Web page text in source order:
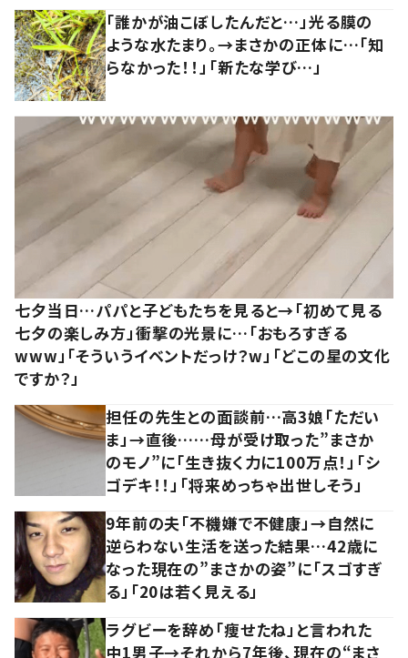
「誰かが油こぼしたんだと…」光る膜の
ような水たまり。→まさかの正体に…「知
らなかった！！」「新たな学び…」
七夕当日…パパと子どもたちを見ると→「初めて見る
七夕の楽しみ方」衝撃の光景に…「おもろすぎる
www」「そういうイベントだっけ？w」「どこの星の文化
ですか？」
担任の先生との面談前…高3娘「ただい
ま」→直後……母が受け取った”まさか
のモノ”に「生き抜く力に100万点！」「シ
ゴデキ！！」「将来めっちゃ出世しそう」
9年前の夫「不機嫌で不健康」→自然に
逆らわない生活を送った結果…42歳に
なった現在の”まさかの姿”に「スゴすぎ
る」「20は若く見える」
ラグビーを辞め「痩せたね」と言われた
中1男子→それから7年後、現在の“まさ